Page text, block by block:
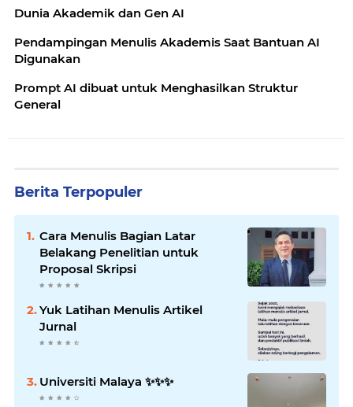
Dunia Akademik dan Gen AI
Pendampingan Menulis Akademis Saat Bantuan AI
Digunakan
Prompt AI dibuat untuk Menghasilkan Struktur
General
Berita Terpopuler
Cara Menulis Bagian Latar
Belakang Penelitian untuk
Proposal Skripsi
Yuk Latihan Menulis Artikel
Jurnal
Universiti Malaya ✨️✨️✨️